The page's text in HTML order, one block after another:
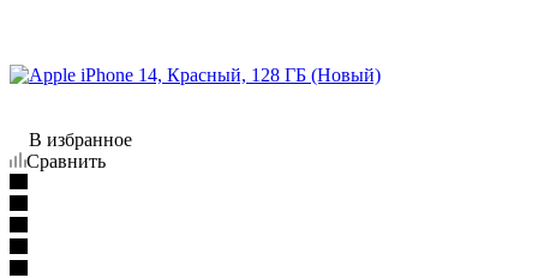
В избранное
Сравнить